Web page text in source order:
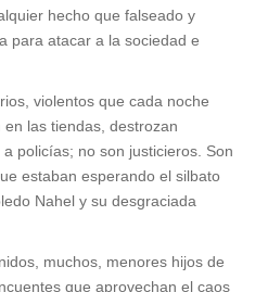
hecho que falseado y
para atacar a la sociedad e
violentos que cada noche
las tiendas, destrozan
policías; no son justicieros. Son
estaban esperando el silbato
Nahel y su desgraciada
muchos, menores hijos de
que aprovechan el caos